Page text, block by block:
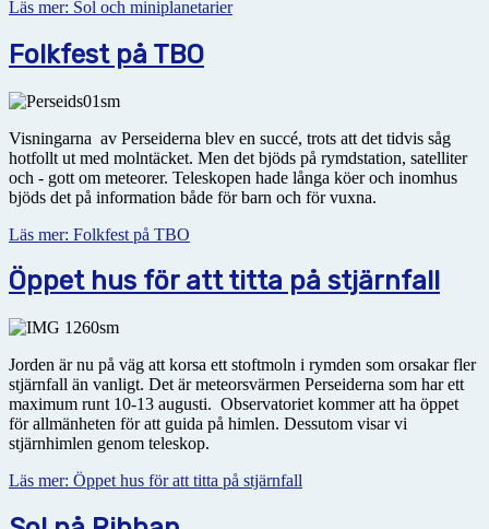
Läs mer: Sol och miniplanetarier
Folkfest på TBO
Visningarna av Perseiderna blev en succé, trots att det tidvis såg
hotfollt ut med molntäcket. Men det bjöds på rymdstation, satelliter
och - gott om meteorer. Teleskopen hade långa köer och inomhus
bjöds det på information både för barn och för vuxna.
Läs mer: Folkfest på TBO
Öppet hus för att titta på stjärnfall
Jorden är nu på väg att korsa ett stoftmoln i rymden som orsakar fler
stjärnfall än vanligt. Det är meteorsvärmen Perseiderna som har ett
maximum runt 10-13 augusti. Observatoriet kommer att ha öppet
för allmänheten för att guida på himlen. Dessutom visar vi
stjärnhimlen genom teleskop.
Läs mer: Öppet hus för att titta på stjärnfall